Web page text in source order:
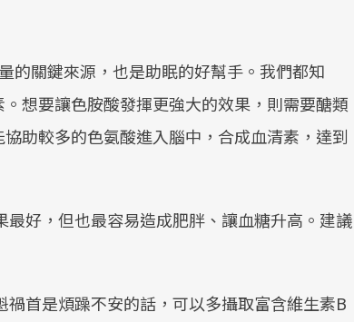
的關鍵來源，也是助眠的好幫手。我們都知
想要讓色胺酸發揮更強大的效果，則需要醣類
助較多的色氨酸進入腦中，合成血清素，達到
好，但也最容易造成肥胖、讓血糖升高。建議
禍首是煩躁不安的話，可以多攝取富含維生素B